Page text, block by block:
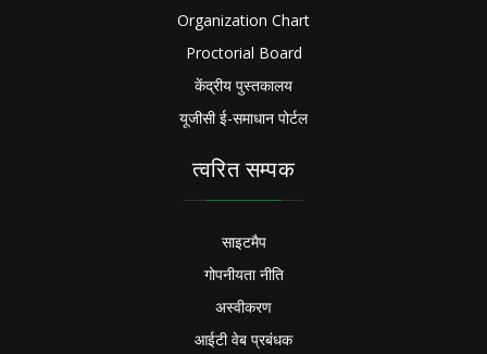
Organization Chart
Proctorial Board
केंद्रीय पुस्तकालय
यूजीसी ई-समाधान पोर्टल
त्वरित सम्पक
साइटमैप
गोपनीयता नीति
अस्वीकरण
आईटी वेब प्रबंधक